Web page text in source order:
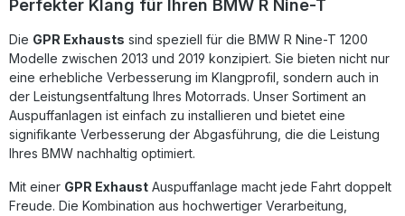
und somit schnell einsatzbereit ist. Erhöht Leistung und
Vergleich zur Serienanlage Sportlicher, kerniger Sound für
ein intensiveres Fahrerlebnis Fertigung nach DIN-
Qualitätsstandards in Italien Plug-and-Play-Design für
einfache Installation Lieferumfang: 1x Decat Pipe
(Decatalizzatore) Alle fahrzeugspezifischen Halterungen
Montagezubehör
Perfekter Klang für Ihren BMW R Nine-T
Die GPR Exhausts sind speziell für die BMW R Nine-T 1200
Modelle zwischen 2013 und 2019 konzipiert. Sie bieten nicht nur
eine erhebliche Verbesserung im Klangprofil, sondern auch in
der Leistungsentfaltung Ihres Motorrads. Unser Sortiment an
Auspuffanlagen ist einfach zu installieren und bietet eine
signifikante Verbesserung der Abgasführung, die die Leistung
Ihres BMW nachhaltig optimiert.
Mit einer GPR Exhaust Auspuffanlage macht jede Fahrt doppelt
Freude. Die Kombination aus hochwertiger Verarbeitung,